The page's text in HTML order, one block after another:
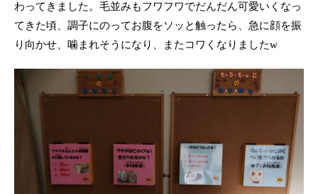
わってきました。毛並みもフワフワでだんだん可愛いくなっ
てきた頃、調子にのってお腹をソッと触ったら、急に顔を振
り向かせ、噛まれそうになり、またコワくなりましたw